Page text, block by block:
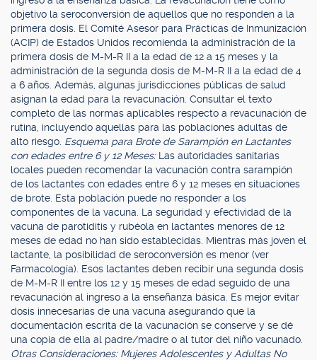
objetivo la seroconversión de aquellos que no responden a la
primera dosis. El Comité Asesor para Prácticas de Inmunización
(ACIP) de Estados Unidos recomienda la administración de la
primera dosis de M-M-R II a la edad de 12 a 15 meses y la
administración de la segunda dosis de M-M-R II a la edad de 4
a 6 años. Además, algunas jurisdicciones públicas de salud
asignan la edad para la revacunación. Consultar el texto
completo de las normas aplicables respecto a revacunación de
rutina, incluyendo aquellas para las poblaciones adultas de
alto riesgo. Esquema para Brote de Sarampión en Lactantes
con edades entre 6 y 12 Meses: Las autoridades sanitarias
locales pueden recomendar la vacunación contra sarampión
de los lactantes con edades entre 6 y 12 meses en situaciones
de brote. Esta población puede no responder a los
componentes de la vacuna. La seguridad y efectividad de la
vacuna de parotiditis y rubéola en lactantes menores de 12
meses de edad no han sido establecidas. Mientras más joven el
lactante, la posibilidad de seroconversión es menor (ver
Farmacología). Esos lactantes deben recibir una segunda dosis
de M-M-R II entre los 12 y 15 meses de edad seguido de una
revacunación al ingreso a la enseñanza básica. Es mejor evitar
dosis innecesarias de una vacuna asegurando que la
documentación escrita de la vacunación se conserve y se dé
una copia de ella al padre/madre o al tutor del niño vacunado.
Otras Consideraciones: Mujeres Adolescentes y Adultas No